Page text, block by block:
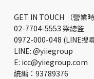
GET IN TOUCH （營業
02-7704-5553 梁總監
0972-000-048 (LINE搜
LINE: @yiiegroup
E: icc@yiiegroup.com
​統編：93789376